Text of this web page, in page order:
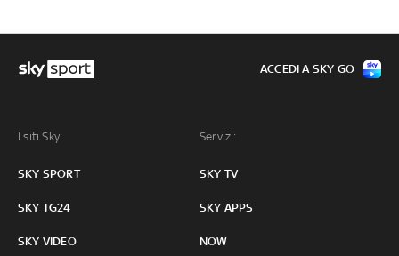
I siti Sky:
SKY SPORT
SKY TG24
SKY VIDEO
Servizi:
SKY TV
SKY APPS
NOW
ACCEDI A SKY GO